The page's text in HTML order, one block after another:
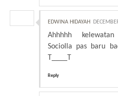
EDWINA HIDAYAH
Ahhhhh
Sociolla pas baru
T____T
Reply